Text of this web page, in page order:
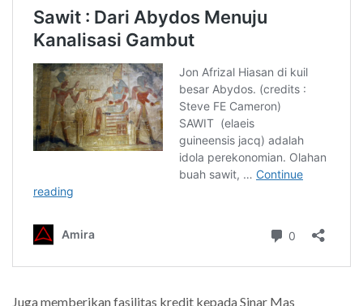
Juga memberikan fasilitas kredit kepada Sinar Mas